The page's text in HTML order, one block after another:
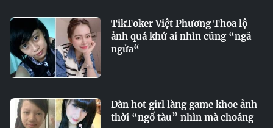
TikToker Việt Phương Thoa lộ
ảnh quá khứ ai nhìn cũng “ngã
ngửa“
Dàn hot girl làng game khoe ảnh
thời “ngố tàu” nhìn mà choáng